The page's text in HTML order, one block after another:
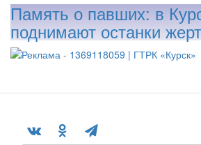
Память о павших: в
поднимают останки